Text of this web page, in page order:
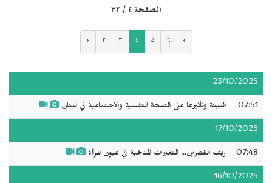
الصفحة ٤ / ٣٢
‹ ٢ ٣ ٤ ٥ ٦ ›
23/10/2025
07:51 البيئة وتأثيرها على الصحة النفسية والاجتماعية في لبنان
17/10/2025
07:48 ريف القصرين... التغيرات المناخية في عيون المرأة
16/10/2025